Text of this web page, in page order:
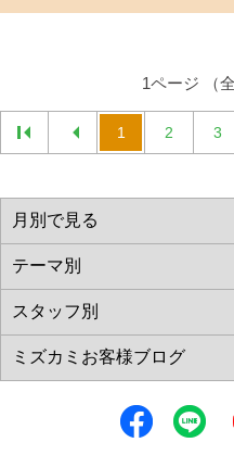
1ページ （
1 2 3